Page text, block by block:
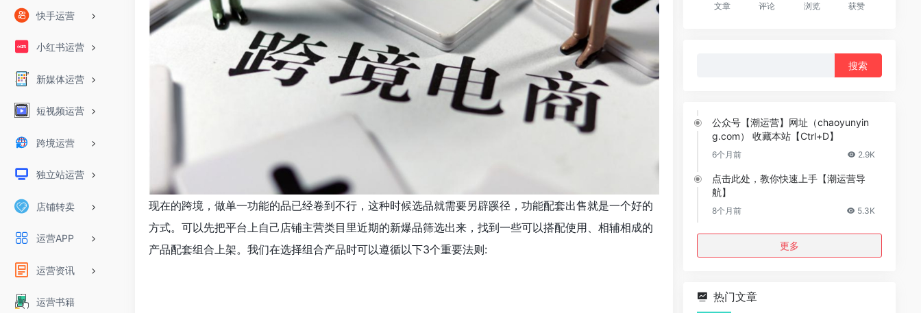
快手运营
小红书运营
新媒体运营
短视频运营
跨境运营
独立站运营
店铺转卖
运营APP
运营资讯
运营书籍
现在的跨境，做单一功能的品已经卷到不行，这种时候选品就需要另辟蹊径，功能配套出售就是一个好的
方式。可以先把平台上自己店铺主营类目里近期的新爆品筛选出来，找到一些可以搭配使用、相辅相成的
产品配套组合上架。我们在选择组合产品时可以遵循以下3个重要法则:
文章 评论 浏览 获赞
公众号【潮运营】网址（chaoyunyin
g.com） 收藏本站【Ctrl+D】
6个月前 2.9K
点击此处，教你快速上手【潮运营导
航】
8个月前 5.3K
更多
热门文章